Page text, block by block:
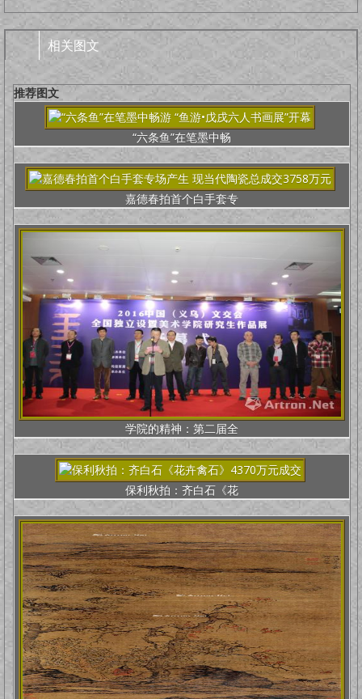
相关图文
推荐图文
“六条鱼”在笔墨中畅
嘉德春拍首个白手套专
学院的精神：第二届全
保利秋拍：齐白石《花